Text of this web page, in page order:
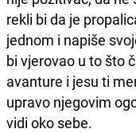
rekli bi da je
jednom i napiše
bi vjerovao u to što
avanture i jesu ti
upravo njegovim
vidi oko sebe.